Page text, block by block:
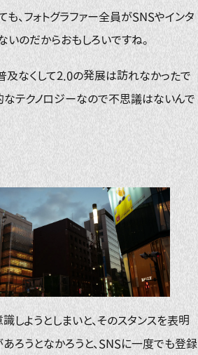
も、フォトグラファー全員がSNSやインタ
いのだからおもしろいですね。
及なくして2.0の発展は訪れなかったで
なテクノロジーなので不思議はないんで
識しようとしまいと、そのスタンスを表明
あろうとなかろうと、SNSに一度でも登録